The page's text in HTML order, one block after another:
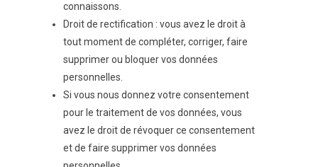
connaissons.
Droit de rectification : vous avez le droit à
tout moment de compléter, corriger, faire
supprimer ou bloquer vos données
personnelles.
Si vous nous donnez votre consentement
pour le traitement de vos données, vous
avez le droit de révoquer ce consentement
et de faire supprimer vos données